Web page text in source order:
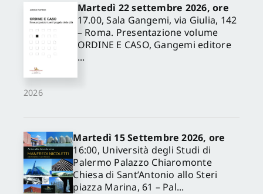
2026
Martedì 22 settembre 2026, ore
17.00, Sala Gangemi, via Giulia, 142
– Roma. Presentazione volume
ORDINE E CASO, Gangemi editore
...
Martedì 15 Settembre 2026, ore
16:00, Università degli Studi di
Palermo Palazzo Chiaromonte
Chiesa di Sant’Antonio allo Steri
piazza Marina, 61 – Pal...